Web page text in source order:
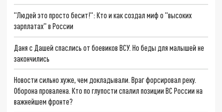
"Людей это просто бесит!": Кто и как создал миф о "высоких
зарплатах" в России
Даня с Дашей спаслись от боевиков ВСУ. Но беды для малышей не
закончились
Новости сильно хуже, чем докладывали. Враг форсировал реку.
Оборона провалена. Кто по глупости спалил позиции ВС России на
важнейшем фронте?